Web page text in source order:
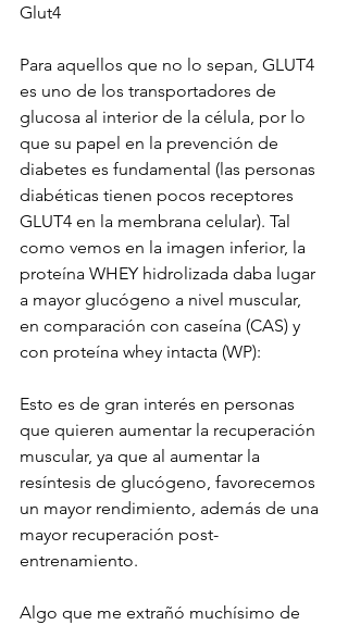
Glut4
Para aquellos que no lo sepan, GLUT4
es uno de los transportadores de
glucosa al interior de la célula, por lo
que su papel en la prevención de
diabetes es fundamental (las personas
diabéticas tienen pocos receptores
GLUT4 en la membrana celular). Tal
como vemos en la imagen inferior, la
proteína WHEY hidrolizada daba lugar
a mayor glucógeno a nivel muscular,
en comparación con caseína (CAS) y
con proteína whey intacta (WP):
Esto es de gran interés en personas
que quieren aumentar la recuperación
muscular, ya que al aumentar la
resíntesis de glucógeno, favorecemos
un mayor rendimiento, además de una
mayor recuperación post-
entrenamiento.
Algo que me extrañó muchísimo de